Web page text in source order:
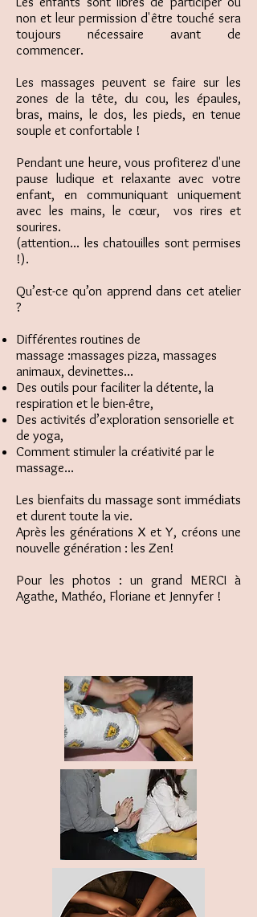
non et leur permission d'être touché sera
toujours nécessaire avant de
commencer.
Les massages peuvent se faire sur les
zones de la tête, du cou, les épaules,
bras, mains, le dos, les pieds, en tenue
souple et confortable !
Pendant une heure, vous profiterez d'une
pause ludique et relaxante avec votre
enfant, en communiquant uniquement
avec les mains, le cœur, vos rires et
sourires.
(attention... les chatouilles sont permises
!).
Qu’est-ce qu’on apprend dans cet atelier
?
Différentes routines de
massage :massages pizza, massages
animaux, devinettes...
Des outils pour faciliter la détente, la
respiration et le bien-être,
Des activités d’exploration sensorielle et
de yoga,
Comment stimuler la créativité par le
massage...
Les bienfaits du massage sont immédiats
et durent toute la vie.
Après les générations X et Y, créons une
nouvelle génération : les Zen!
Pour les photos : un grand MERCI à
Agathe, Mathéo, Floriane et Jennyfer !